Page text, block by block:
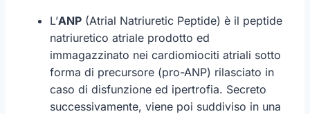
L’ANP (Atrial Natriuretic Peptide) è il peptide
natriuretico atriale prodotto ed
immagazzinato nei cardiomiociti atriali sotto
forma di precursore (pro-ANP) rilasciato in
caso di disfunzione ed ipertrofia. Secreto
successivamente, viene poi suddiviso in una